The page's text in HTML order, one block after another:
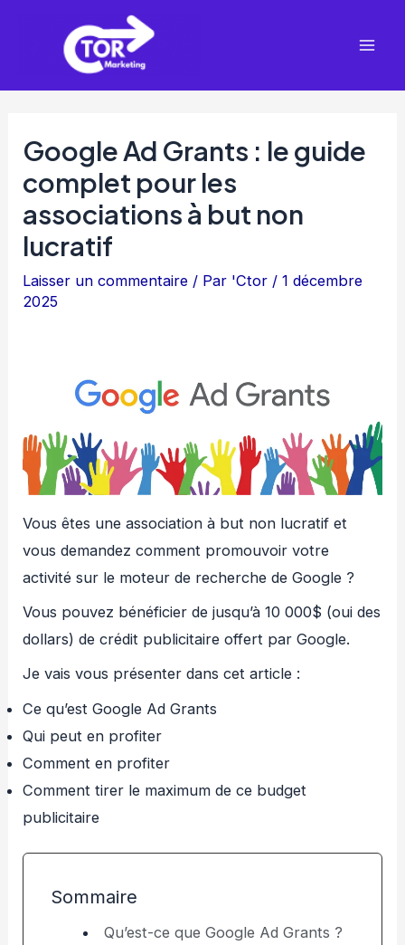
Google Ad Grants : le guide
complet pour les
associations à but non
lucratif
Laisser un commentaire / Par 'Ctor /1 décembre
2025
Vous êtes une association à but non lucratif et
vous demandez comment promouvoir votre
activité sur le moteur de recherche de Google ?
Vous pouvez bénéficier de jusqu’à 10 000$ (oui des
dollars) de crédit publicitaire offert par Google.
Je vais vous présenter dans cet article :
Ce qu’est Google Ad Grants
Qui peut en profiter
Comment en profiter
Comment tirer le maximum de ce budget
publicitaire
Sommaire
Qu’est-ce que Google Ad Grants ?